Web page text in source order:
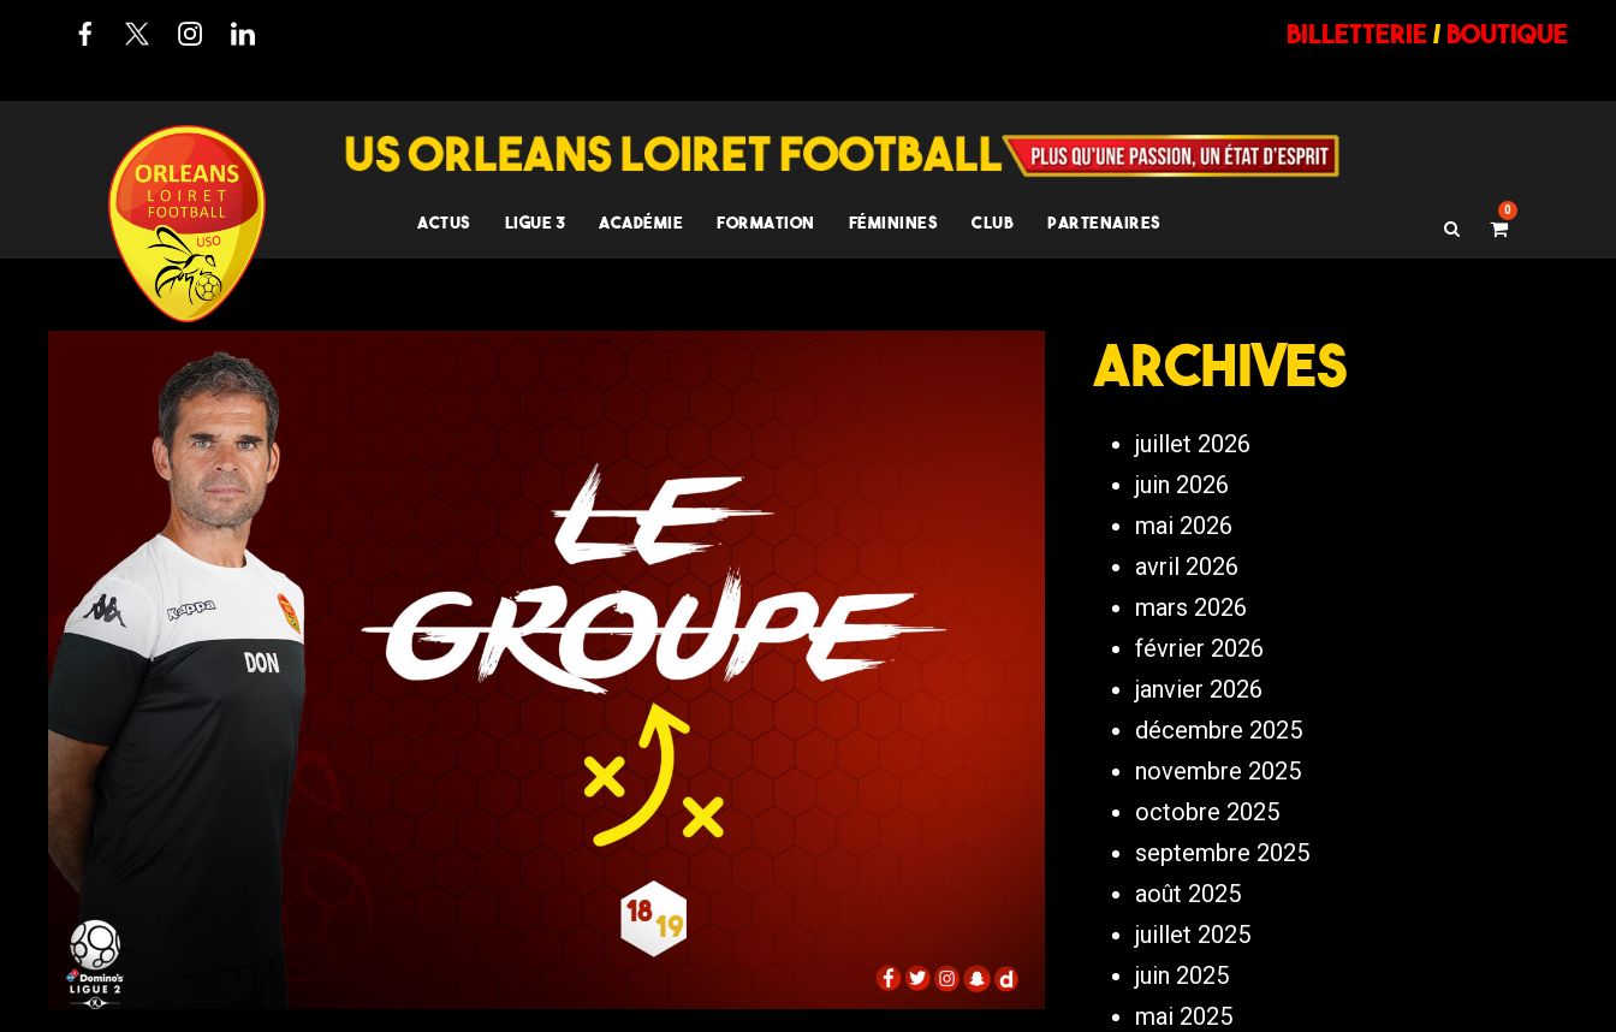
billetterie/ BOUTIQUE
ACTUS LIGUE 3 ACADÉMIE FORMATION FÉMININES CLUB PARTENAIRES
0
Archives
juillet 2026
juin 2026
mai 2026
avril 2026
mars 2026
février 2026
janvier 2026
décembre 2025
novembre 2025
octobre 2025
septembre 2025
août 2025
juillet 2025
juin 2025
mai 2025